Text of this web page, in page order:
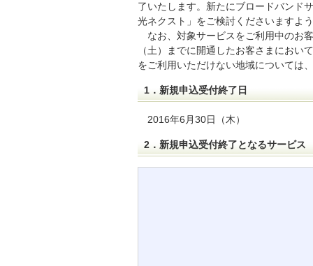
了いたします。新たにブロードバンド
光ネクスト」をご検討くださいますよ
なお、対象サービスをご利用中のお
（土）までに開通したお客さまにおい
をご利用いただけない地域については
1．新規申込受付終了日
2016年6月30日（木）
2．新規申込受付終了となるサービス